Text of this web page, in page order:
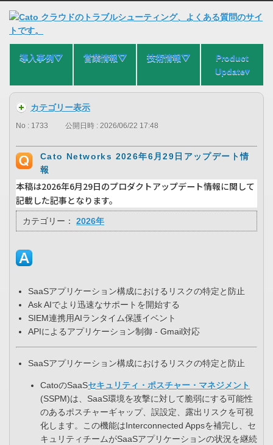
導入事例⛛ 営業情報⛛ 技術情報⛛
Product
Update▾
カテゴリー表示
No : 1733 公開日時 : 2026/06/22 17:48
Cato Networks 2026年6月29日アップデート情
報
本稿は2026年6月29日のプロダクトアップデート情報に関して
記載した記事となります。
カテゴリー： 2026年
SaaSアプリケーション構成におけるリスクの特定と防止​
Ask AIでより迅速なサポートを開始する​
SIEM連携用AIランタイム保護イベント
APIによるアプリケーション制御 - Gmail対応​
SaaSアプリケーション構成におけるリスクの特定と防止​
​CatoのSaaSセキュリティ・ポスチャー・マネジメント
(SSPM)は、SaaS環境を攻撃に対して脆弱にする可能性
のあるポスチャーギャップ、誤設定、露出リスクを可視
化します。この機能はInterconnected Appsを補完し、セ
キュリティチームがSaaSアプリケーションの状況を継続